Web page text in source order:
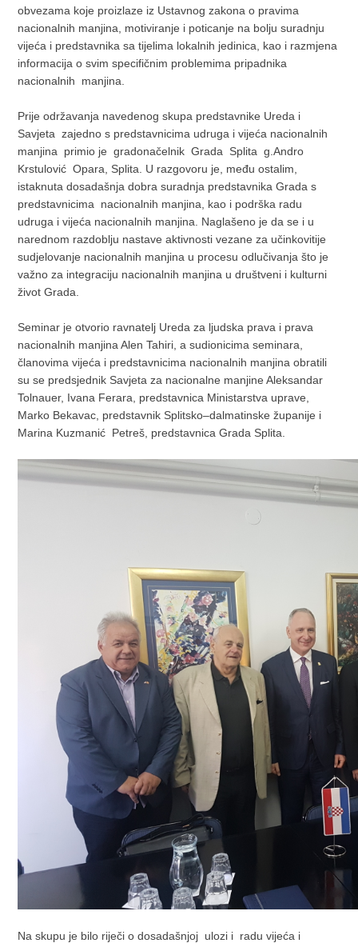
obvezama koje proizlaze iz Ustavnog zakona o pravima
nacionalnih manjina, motiviranje i poticanje na bolju suradnju
vijeća i predstavnika sa tijelima lokalnih jedinica, kao i razmjena
informacija o svim specifičnim problemima pripadnika
nacionalnih manjina.
Prije održavanja navedenog skupa predstavnike Ureda i
Savjeta zajedno s predstavnicima udruga i vijeća nacionalnih
manjina primio je gradonačelnik Grada Splita g.Andro
Krstulović Opara, Splita. U razgovoru je, među ostalim,
istaknuta dosadašnja dobra suradnja predstavnika Grada s
predstavnicima nacionalnih manjina, kao i podrška radu
udruga i vijeća nacionalnih manjina. Naglašeno je da se i u
narednom razdoblju nastave aktivnosti vezane za učinkovitije
sudjelovanje nacionalnih manjina u procesu odlučivanja što je
važno za integraciju nacionalnih manjina u društveni i kulturni
život Grada.
Seminar je otvorio ravnatelj Ureda za ljudska prava i prava
nacionalnih manjina Alen Tahiri, a sudionicima seminara,
članovima vijeća i predstavnicima nacionalnih manjina obratili
su se predsjednik Savjeta za nacionalne manjine Aleksandar
Tolnauer, Ivana Ferara, predstavnica Ministarstva uprave,
Marko Bekavac, predstavnik Splitsko–dalmatinske županije i
Marina Kuzmanić Petreš, predstavnica Grada Splita.
Na skupu je bilo riječi o dosadašnjoj ulozi i radu vijeća i